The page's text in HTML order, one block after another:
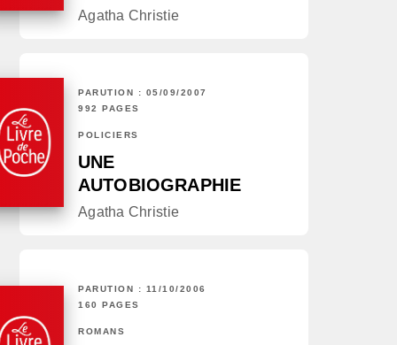
Agatha Christie
PARUTION : 05/09/2007
992 PAGES
POLICIERS
UNE
AUTOBIOGRAPHIE
Agatha Christie
PARUTION : 11/10/2006
160 PAGES
ROMANS